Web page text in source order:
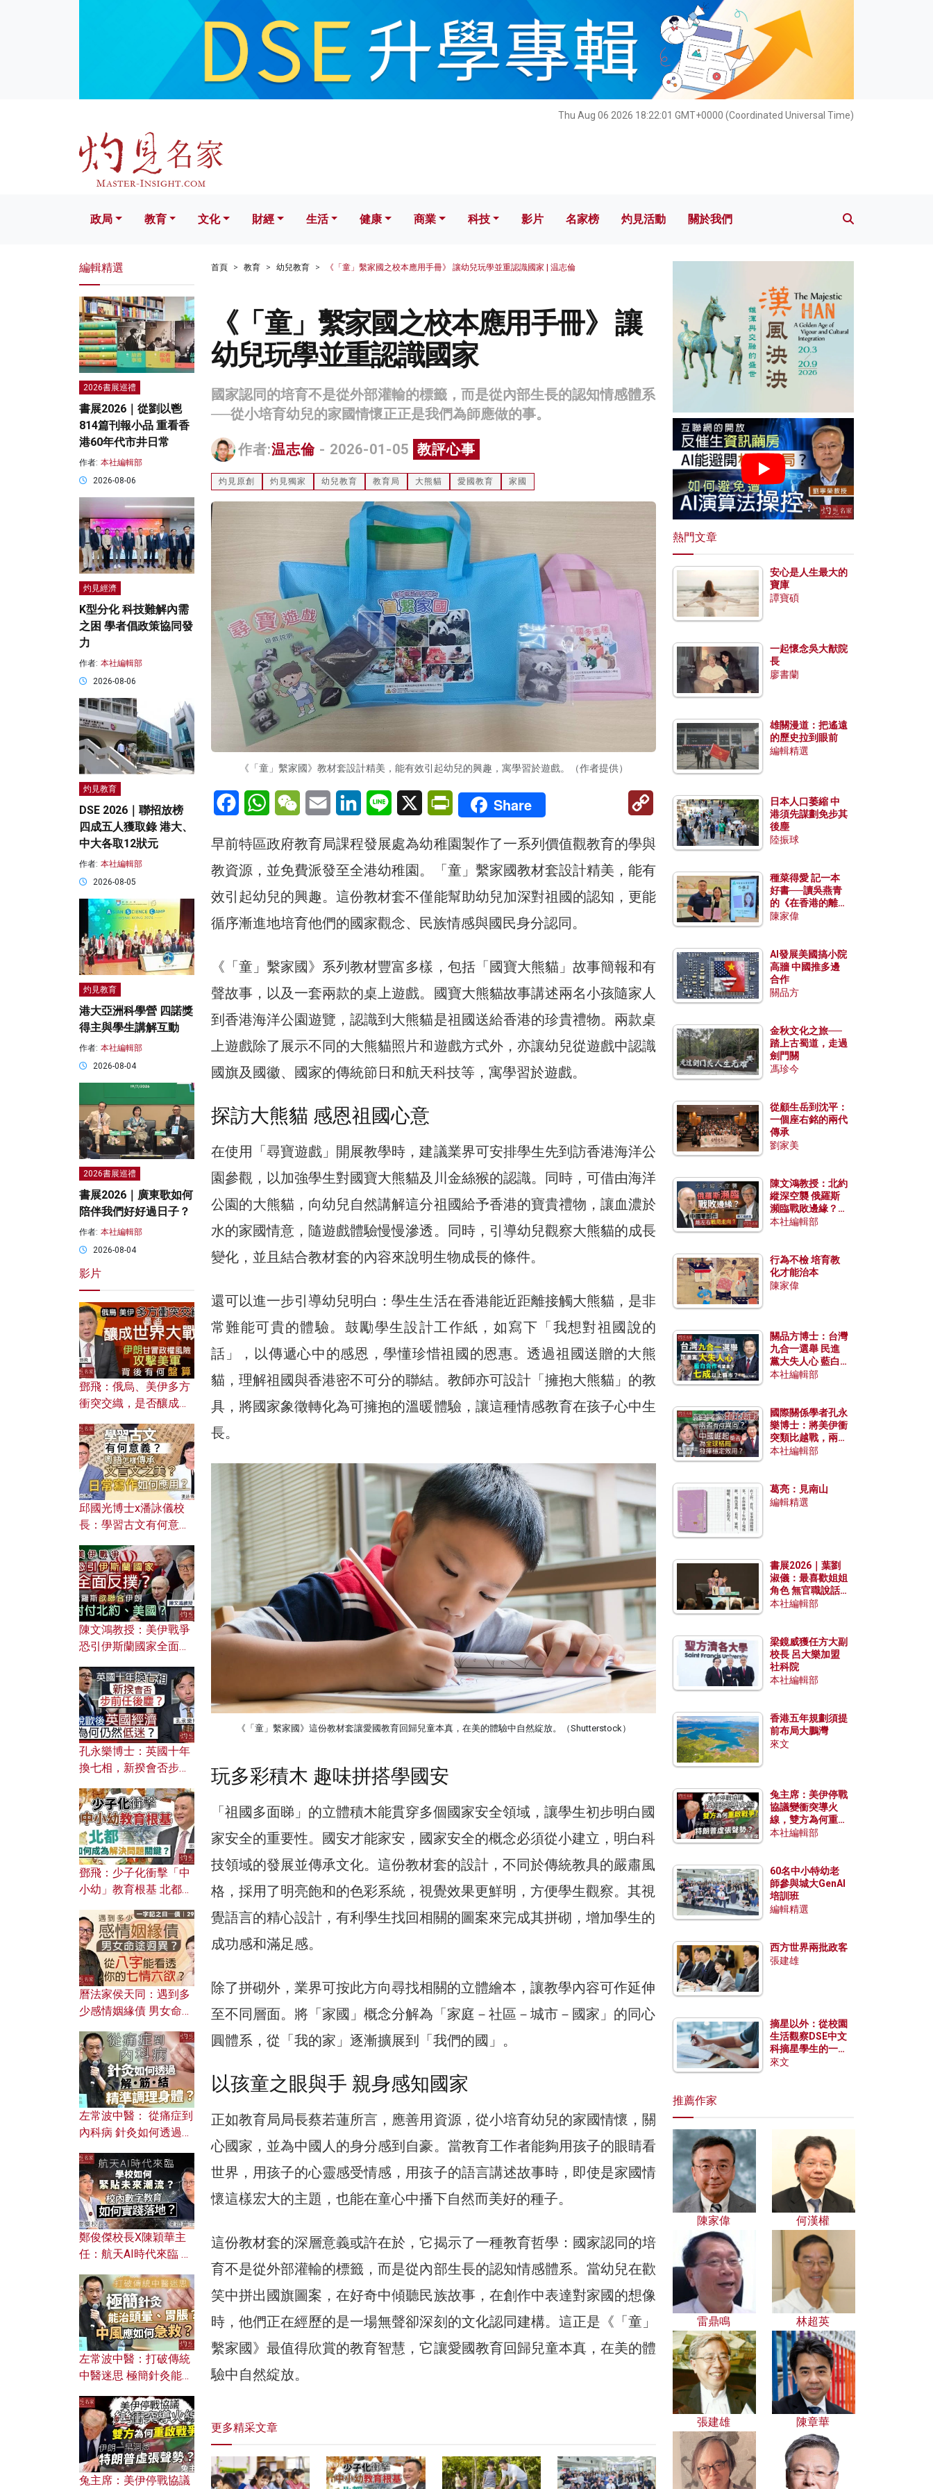
Thu Aug 06 2026 18:22:02 GMT+0000 (Coordinated Universal Time)
文化 財經 生活 健康 科技 影片 名家榜 灼見活動 關於我們
政局 教育 文化 財經 生活 健康 商業 科技 影片 名家榜 灼見活動 關於我們
首頁 教育 幼兒教育 《「童」繫家國之校本應用手冊》 讓幼兒玩學並重認識國家 | 温志倫
《「童」繫家國之校本應用手冊》 讓
幼兒玩學並重認識國家
國家認同的培育不是從外部灌輸的標籤，而是從內部生長的認知情感體系
──從小培育幼兒的家國情懷正正是我們為師應做的事。
作者:温志倫 - 2026-01-05 教評心事
灼見原創 灼見獨家 幼兒教育 教育局 大熊貓 愛國教育 家國
《「童」繫家國》教材套設計精美，能有效引起幼兒的興趣，寓學習於遊戲。（作者提供）
FacebookWhatsAppWeChatEmail LinkedInLine X PrintFriendly
Share
Copy
早前特區政府教育局課程發展處為幼稚園製作了一系列價值觀教育的學與
教資源，並免費派發至全港幼稚園。「童」繫家國教材套設計精美，能有
效引起幼兒的興趣。這份教材套不僅能幫助幼兒加深對祖國的認知，更能
循序漸進地培育他們的國家觀念、民族情感與國民身分認同。
《「童」繫家國》系列教材豐富多樣，包括「國寶大熊貓」故事簡報和有
聲故事，以及一套兩款的桌上遊戲。國寶大熊貓故事講述兩名小孩隨家人
到香港海洋公園遊覽，認識到大熊貓是祖國送給香港的珍貴禮物。兩款桌
上遊戲除了展示不同的大熊貓照片和遊戲方式外，亦讓幼兒從遊戲中認識
國旗及國徽、國家的傳統節日和航天科技等，寓學習於遊戲。
探訪大熊貓 感恩祖國心意
在使用「尋寶遊戲」開展教學時，建議業界可安排學生先到訪香港海洋公
園參觀，以加強學生對國寶大熊貓及川金絲猴的認識。同時，可借由海洋
公園的大熊貓，向幼兒自然講解這分祖國給予香港的寶貴禮物，讓血濃於
水的家國情意，隨遊戲體驗慢慢滲透。同時，引導幼兒觀察大熊貓的成長
變化，並且結合教材套的內容來說明生物成長的條件。
還可以進一步引導幼兒明白：學生生活在香港能近距離接觸大熊貓，是非
常難能可貴的體驗。鼓勵學生設計工作紙，如寫下「我想對祖國說的
話」，以傳遞心中的感恩，學懂珍惜祖國的恩惠。透過祖國送贈的大熊
貓，理解祖國與香港密不可分的聯結。教師亦可設計「擁抱大熊貓」的教
具，將國家象徵轉化為可擁抱的溫暖體驗，讓這種情感教育在孩子心中生
長。
《「童」繫家國》這份教材套讓愛國教育回歸兒童本真，在美的體驗中自然綻放。（Shutterstock）
玩多彩積木 趣味拼搭學國安
「祖國多面睇」的立體積木能貫穿多個國家安全領域，讓學生初步明白國
家安全的重要性。國安才能家安，國家安全的概念必須從小建立，明白科
技領域的發展並傳承文化。這份教材套的設計，不同於傳統教具的嚴肅風
格，採用了明亮飽和的色彩系統，視覺效果更鮮明，方便學生觀察。其視
覺語言的精心設計，有利學生找回相關的圖案來完成其拼砌，增加學生的
成功感和滿足感。
除了拼砌外，業界可按此方向尋找相關的立體繪本，讓教學內容可作延伸
至不同層面。將「家國」概念分解為「家庭－社區－城市－國家」的同心
圓體系，從「我的家」逐漸擴展到「我們的國」。
以孩童之眼與手 親身感知國家
正如教育局局長蔡若蓮所言，應善用資源，從小培育幼兒的家國情懷，關
心國家，並為中國人的身分感到自豪。當教育工作者能夠用孩子的眼睛看
世界，用孩子的心靈感受情感，用孩子的語言講述故事時，即使是家國情
懷這樣宏大的主題，也能在童心中播下自然而美好的種子。
這份教材套的深層意義或許在於，它揭示了一種教育哲學：國家認同的培
育不是從外部灌輸的標籤，而是從內部生長的認知情感體系。當幼兒在歡
笑中拼出國旗圖案，在好奇中傾聽民族故事，在創作中表達對家國的想像
時，他們正在經歷的是一場無聲卻深刻的文化認同建構。這正是《「童」
繫家國》最值得欣賞的教育智慧，它讓愛國教育回歸兒童本真，在美的體
驗中自然綻放。
更多精采文章
編輯精選
2026書展巡禮
書展2026｜從劉以鬯
814篇刊報小品 重看香
港60年代市井日常
作者: 本社編輯部
2026-08-06
灼見經濟
K型分化 科技難解內需
之困 學者倡政策協同發
力
作者: 本社編輯部
2026-08-06
灼見教育
DSE 2026｜聯招放榜
四成五人獲取錄 港大、
中大各取12狀元
作者: 本社編輯部
2026-08-05
灼見教育
港大亞洲科學營 四諾獎
得主與學生講解互動
作者: 本社編輯部
2026-08-04
2026書展巡禮
書展2026｜廣東歌如何
陪伴我們好好過日子？
作者: 本社編輯部
2026-08-04
影片
鄧飛：俄烏、美伊多方
衝突交織，是否釀成世
風險攻擊美軍，背後有
何盤算？
邱國光博士x潘詠儀校
長：學習古文有何意
文之美？ 日常寫作如何
應用？
陳文鴻教授：美伊戰爭
恐引伊斯蘭國家全面反
對付北約美國？
孔永樂博士：英國十年
換七相，新揆會否步前
濟為何仍然低迷？
鄧飛：少子化衝擊「中
小幼」教育根基 北都如
曆法家侯天同：遇到多
少感情姻緣債 男女命途
的七情六欲？
左常波中醫： 從痛症到
內科病 針灸如何透過解
鄭俊傑校長X陳穎華主
任：航天AI時代來臨 學
校內數字教育如何實踐
落地？
左常波中醫：打破傳統
中醫迷思 極簡針灸能治
何急救？
兔主席：美伊停戰協議
熱門文章
安心是人生最大的
寶庫
譚寶碩
一起懷念吳大猷院
長
廖書蘭
雄關漫道：把遙遠
的歷史拉到眼前
編輯精選
日本人口萎縮 中
港須先謀劃免步其
後塵
陸振球
種菜得愛 記一本
好書──讀吳燕青
的《在香港的離島
種菜》
陳家偉
AI發展美國搞小院
高牆 中國推多邊
合作
關品方
金秋文化之旅──
踏上古蜀道，走過
劍門關
馮珍今
從顧生岳到沈平：
一個座右銘的兩代
傳承
劉家美
陳文鴻教授：北約
縱深空襲 俄羅斯
瀕臨戰敗邊緣？中
國零部件能左右戰
本社編輯部
行為不檢 培育教
化才能治本
陳家偉
關品方博士：台灣
九合一選舉 民進
黨大失人心 藍白
合作有望拿下七成
本社編輯部
國際關係學者孔永
樂博士：將美伊衝
突類比越戰，兩者
有何異同？中國崛
本社編輯部
葛亮：見南山
編輯精選
書展2026｜葉劉
淑儀：最喜歡姐姐
角色 無官職說話
包袱少
本社編輯部
梁鏡威獲任方大副
校長 呂大樂加盟
社科院
本社編輯部
香港五年規劃須提
前布局大鵬灣
來文
兔主席：美伊停戰
協議變衝突導火
線，雙方為何重啟
戰爭？伊朗一早洞
本社編輯部
60名中小特幼老
師參與城大GenAI
培訓班
編輯精選
西方世界兩批政客
張建雄
摘星以外：從校園
生活觀察DSE中文
科摘星學生的一點
特質
來文
推薦作家
陳家偉 何漢權
雷鼎鳴 林超英
張建雄 陳章華